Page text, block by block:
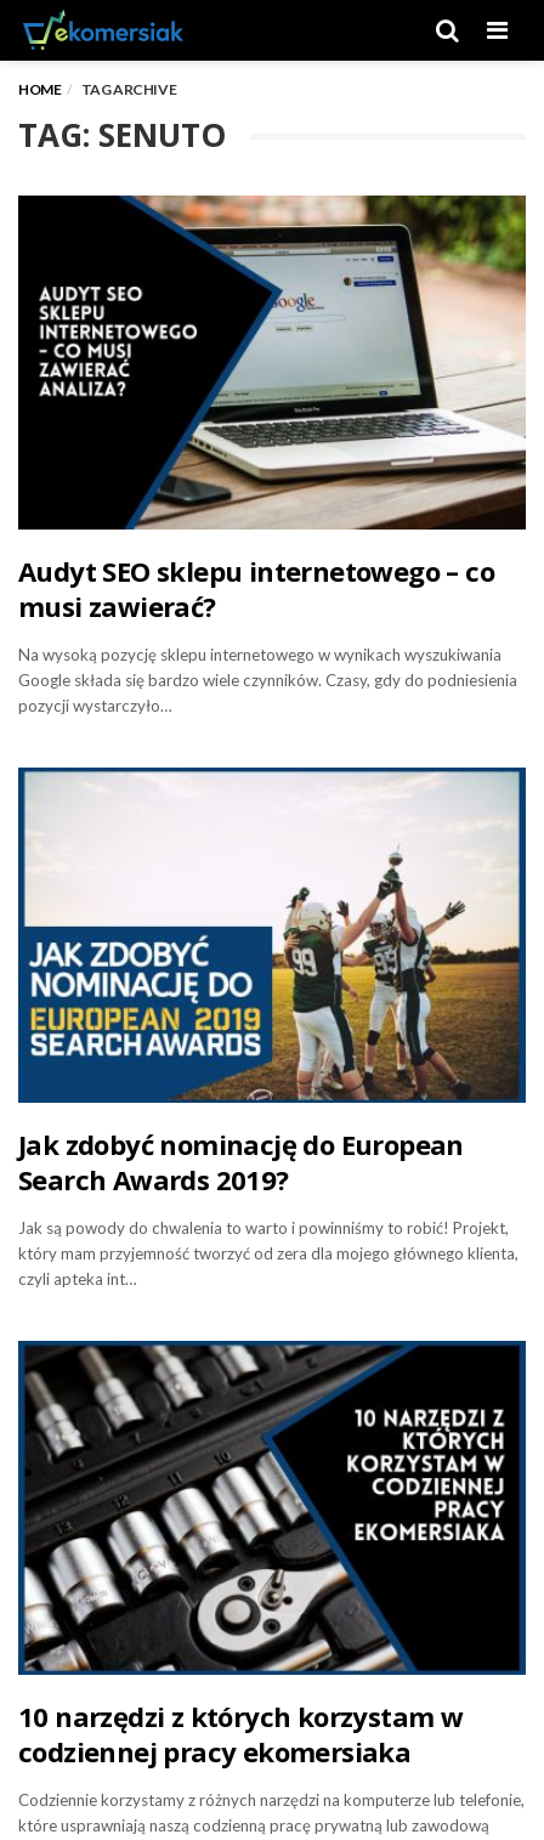
HOME TAG ARCHIVE
TAG: SENUTO
Audyt SEO sklepu internetowego – co
musi zawierać?
Na wysoką pozycję sklepu internetowego w wynikach wyszukiwania
Google składa się bardzo wiele czynników. Czasy, gdy do podniesienia
pozycji wystarczyło…
Jak zdobyć nominację do European
Search Awards 2019?
Jak są powody do chwalenia to warto i powinniśmy to robić! Projekt,
który mam przyjemność tworzyć od zera dla mojego głównego klienta,
czyli apteka int…
10 narzędzi z których korzystam w
codziennej pracy ekomersiaka
Codziennie korzystamy z różnych narzędzi na komputerze lub telefonie,
które usprawniają naszą codzienną pracę prywatną lub zawodową